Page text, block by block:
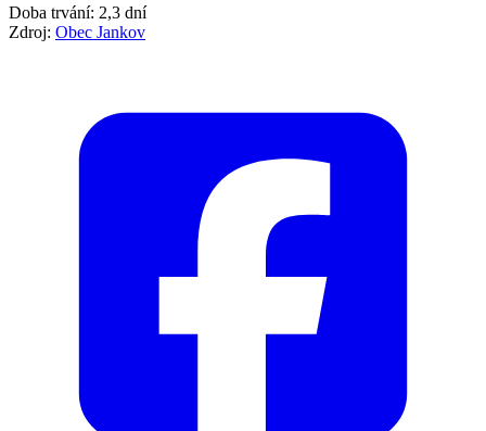
Doba trvání: 2,3 dní
Zdroj: Obec Jankov